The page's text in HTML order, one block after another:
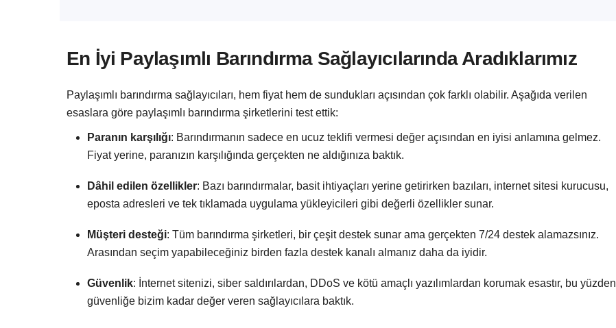
En İyi Paylaşımlı Barındırma Sağlayıcılarında Aradıklarımız
Paylaşımlı barındırma sağlayıcıları, hem fiyat hem de sundukları açısından çok farklı olabilir. Aşağıda verilen
esaslara göre paylaşımlı barındırma şirketlerini test ettik:
Paranın karşılığı: Barındırmanın sadece en ucuz teklifi vermesi değer açısından en iyisi anlamına gelmez.
Fiyat yerine, paranızın karşılığında gerçekten ne aldığınıza baktık.
Dâhil edilen özellikler: Bazı barındırmalar, basit ihtiyaçları yerine getirirken bazıları, internet sitesi kurucusu,
eposta adresleri ve tek tıklamada uygulama yükleyicileri gibi değerli özellikler sunar.
Müşteri desteği: Tüm barındırma şirketleri, bir çeşit destek sunar ama gerçekten 7/24 destek alamazsınız.
Arasından seçim yapabileceğiniz birden fazla destek kanalı almanız daha da iyidir.
Güvenlik: İnternet sitenizi, siber saldırılardan, DDoS ve kötü amaçlı yazılımlardan korumak esastır, bu yüzden
güvenliğe bizim kadar değer veren sağlayıcılara baktık.